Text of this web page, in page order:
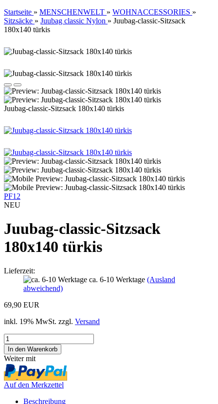
Startseite » MENSCHENWELT » WOHNACCESSORIES »
Sitzsäcke » Juubag classic Nylon » Juubag-classic-Sitzsack
180x140 türkis
Juubag-classic-Sitzsack 180x140 türkis
PF12
NEU
Juubag-classic-Sitzsack
180x140 türkis
Lieferzeit:
ca. 6-10 Werktage (Ausland
abweichend)
69,90 EUR
inkl. 19% MwSt. zzgl. Versand
Weiter mit
Auf den Merkzettel
Beschreibung